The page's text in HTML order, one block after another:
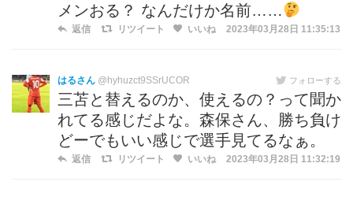
メンおる？ なんだけか名前……
返信 リツイート いいね 2023年03月28日 11:35:13
はるさん @hyhuzct9SSrUCOR フォローする
三苫と替えるのか、使えるの？って聞か
れてる感じだよな。森保さん、勝ち負け
どーでもいい感じで選手見てるなぁ。
返信 リツイート いいね 2023年03月28日 11:32:19